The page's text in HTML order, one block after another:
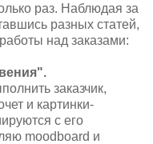
раз. Наблюдая за
разных статей,
над заказами:
заказчик,
и картинки-
с его
moodboard и